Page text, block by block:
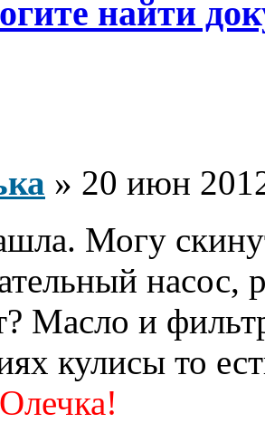
найти
» 20 июн
Могу
насос,
Масло и
кулисы то